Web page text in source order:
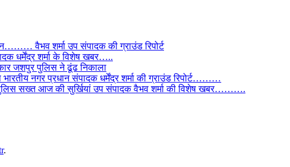
वैभव शर्मा उप संपादक की ग्राउंड रिपोर्ट
धर्मेंद्र शर्मा के विशेष खबर…..
जशपुर पुलिस ने ढूंढ निकाला
नगर प्रधान संपादक धर्मेंद्र शर्मा की ग्राउंड रिपोर्ट………
पुलिस सख्त आज की सुर्खियां उप संपादक वैभव शर्मा की विशेष खबर……….
.